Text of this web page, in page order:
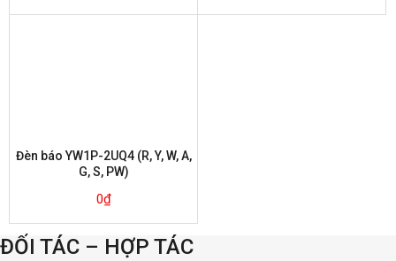
Đèn báo YW1P-2UQ4 (R, Y, W, A,
G, S, PW)
0₫
ĐỐI TÁC – HỢP TÁC